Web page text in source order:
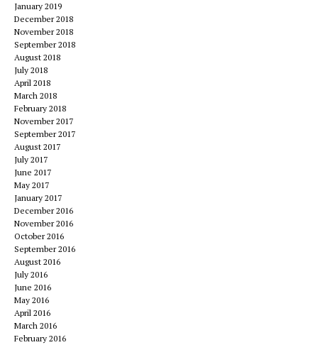
January 2019
December 2018
November 2018
September 2018
August 2018
July 2018
April 2018
March 2018
February 2018
November 2017
September 2017
August 2017
July 2017
June 2017
May 2017
January 2017
December 2016
November 2016
October 2016
September 2016
August 2016
July 2016
June 2016
May 2016
April 2016
March 2016
February 2016